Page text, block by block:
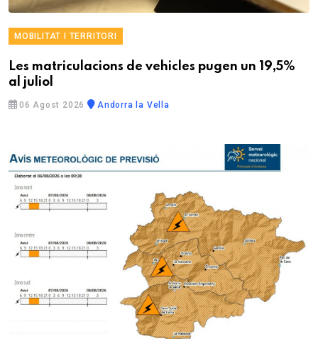
MOBILITAT I TERRITORI
Les matriculacions de vehicles pugen un 19,5%
al juliol
06 Agost 2026 Andorra la Vella